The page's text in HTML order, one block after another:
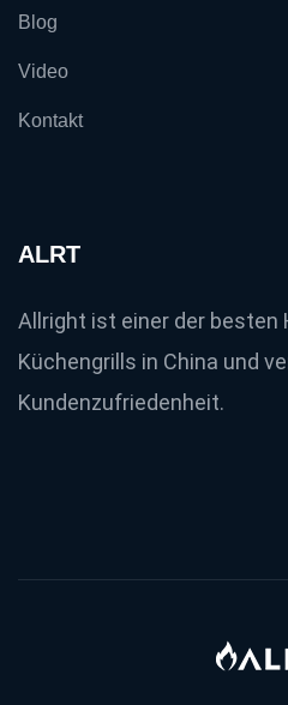
Blog
Video
Kontakt
ALRT
Allright ist einer der besten
Küchengrills in China und
Kundenzufriedenheit.